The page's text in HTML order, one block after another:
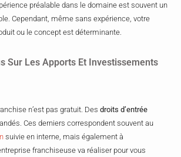
préalable dans le domaine est souvent un
Cependant, même sans expérience, votre
ou le concept est déterminante.
Sur Les Apports Et Investissements
n’est pas gratuit. Des droits d’entrée
Ces derniers correspondent souvent au
suivie en interne, mais également à
franchiseuse va réaliser pour vous